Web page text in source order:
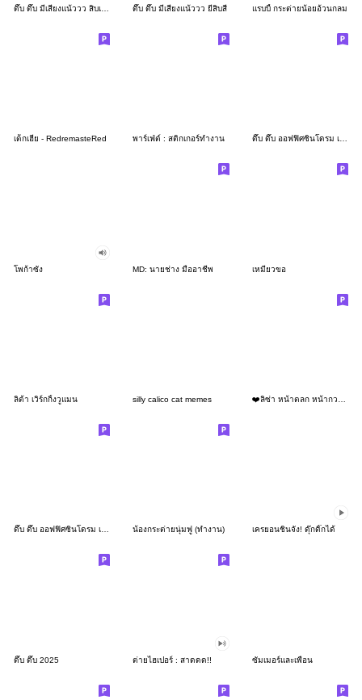
ดึ๊บ ดึ๊บ มีเสียงแน้ววว ยี่สิบสี่ แรบบี้ กระต่ายน้อยอ้วนกลม
เด็กเฮีย - RedremasteRed พาร์เฟ่ต์ : สติกเกอร์ทำงาน ดึ๊บ ดึ๊บ ออฟฟิศซินโดรม เจ็ด
โพก้าซัง MD: นายช่าง มืออาชีพ เหมียวขอ
ลิต้า เวิร์กกิ้งวูแมน silly calico cat memes
ดึ๊บ ดึ๊บ ออฟฟิศซินโดรม เก้า น้องกระต่ายนุ่มฟู (ทำงาน) เครยอนชินจัง! ดุ๊กดิ๊กได้
ดึ๊บ ดึ๊บ 2025 ต่ายไฮเปอร์ : สาดดด!! ซัมเมอร์และเพื่อน